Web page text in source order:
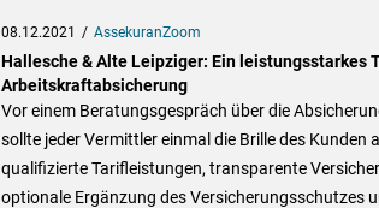
08.12.2021 AssekuranZoom
Hallesche & Alte Leipziger: Ein leistungsstarkes
Arbeitskraftabsicherung
Vor einem Beratungsgespräch über die
sollte jeder Vermittler einmal die Brille des
qualifizierte Tarifleistungen, transparente
optionale Ergänzung des Versicherungsschutzes